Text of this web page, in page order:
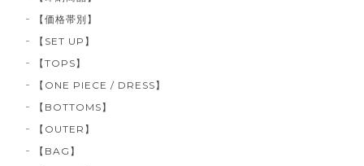
【価格帯別】
【SET UP】
【TOPS】
【ONE PIECE / DRESS】
【BOTTOMS】
【OUTER】
【BAG】